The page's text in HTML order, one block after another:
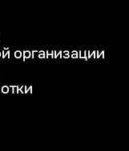
в бизнесе
организации